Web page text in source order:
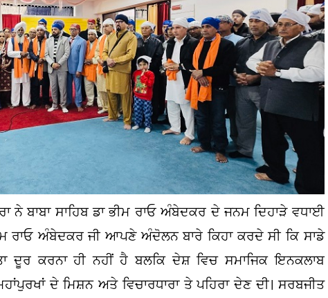
ਨੇ ਬਾਬਾ ਸਾਹਿਬ ਡਾ ਭੀਮ ਰਾਓ ਅੰਬੇਦਕਰ ਦੇ ਜਨਮ ਦਿਹਾੜੇ ਵਧਾਈ
ਰਾਓ ਅੰਬੇਦਕਰ ਜੀ ਆਪਣੇ ਅੰਦੋਲਨ ਬਾਰੇ ਕਿਹਾ ਕਰਦੇ ਸੀ ਕਿ ਸਾਡੇ
ਕਰਨਾ ਹੀ ਨਹੀਂ ਹੈ ਬਲਕਿ ਦੇਸ਼ ਵਿਚ ਸਮਾਜਿਕ ਇਨਕਲਾਬ
ਦੇ ਮਿਸ਼ਨ ਅਤੇ ਵਿਚਾਰਧਾਰਾ ਤੇ ਪਹਿਰਾ ਦੇਣ ਦੀ। ਸਰਬਜੀਤ